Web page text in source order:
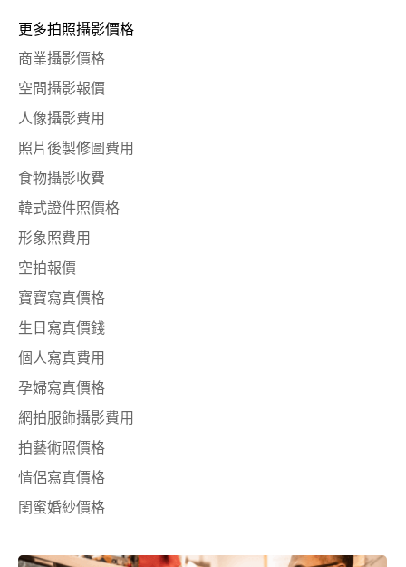
更多拍照攝影價格
商業攝影價格
空間攝影報價
人像攝影費用
照片後製修圖費用
食物攝影收費
韓式證件照價格
形象照費用
空拍報價
寶寶寫真價格
生日寫真價錢
個人寫真費用
孕婦寫真價格
網拍服飾攝影費用
拍藝術照價格
情侶寫真價格
閨蜜婚紗價格